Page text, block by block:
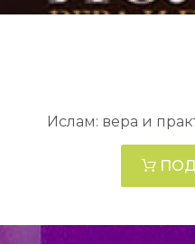
Ислам: вера и